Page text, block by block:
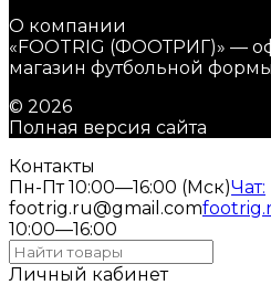
О компании
«FOOTRIG (ФООТРИГ)» —
магазин футбольной
© 2026
Полная версия сайта
Контакты
Пн-Пт 10:00—16:00 (Мск)Чат:
footrig.ru@gmail.com
10:00—16:00
Личный кабинет